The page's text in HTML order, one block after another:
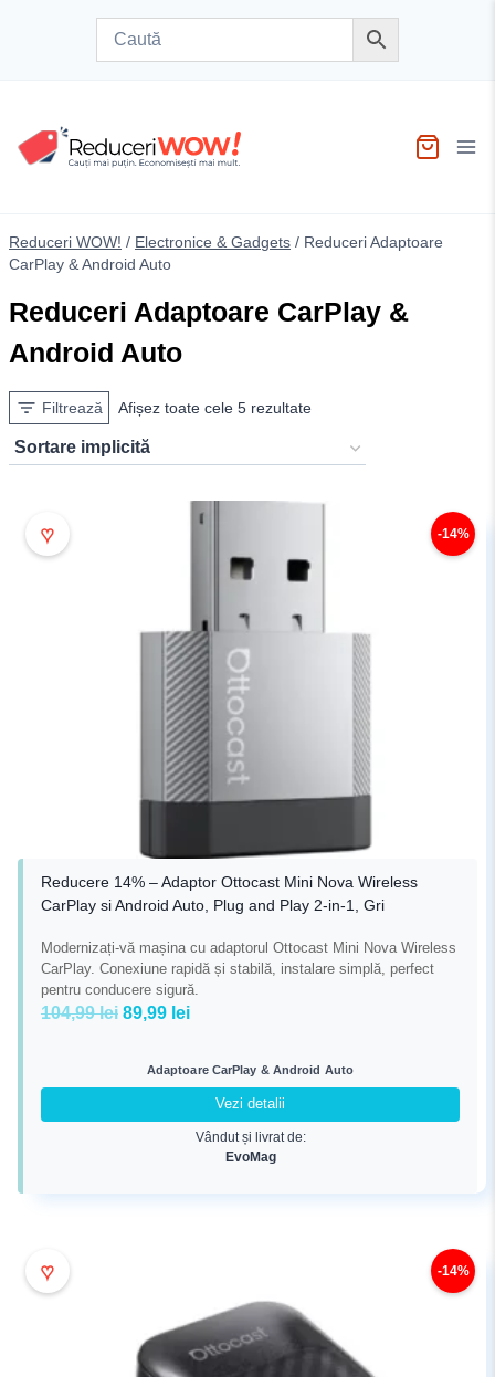
Reduceri WOW! / Electronice & Gadgets / Reduceri Adaptoare
CarPlay & Android Auto
Reduceri Adaptoare CarPlay &
Android Auto
Filtrează Afișez toate cele 5 rezultate
♥ -14%
Reducere 14% – Adaptor Ottocast Mini Nova Wireless
CarPlay si Android Auto, Plug and Play 2-in-1, Gri
Modernizați-vă mașina cu adaptorul Ottocast Mini Nova Wireless
CarPlay. Conexiune rapidă și stabilă, instalare simplă, perfect
pentru conducere sigură.
104,99lei Prețul
fost:
104,99 lei.
89,99 leiPrețul
este:
89,99 lei.
Adaptoare CarPlay & Android Auto
Vezi detalii
Vândut și livrat de:
EvoMag
♥ -14%